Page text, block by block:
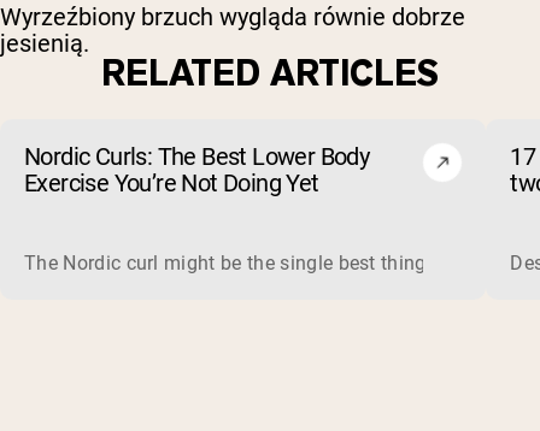
Wyrzeźbiony brzuch wygląda równie dobrze
jesienią.
RELATED ARTICLES
Nordic Curls: The Best Lower Body
Exercise You’re Not Doing Yet
The Nordic curl might be the single best thing you can